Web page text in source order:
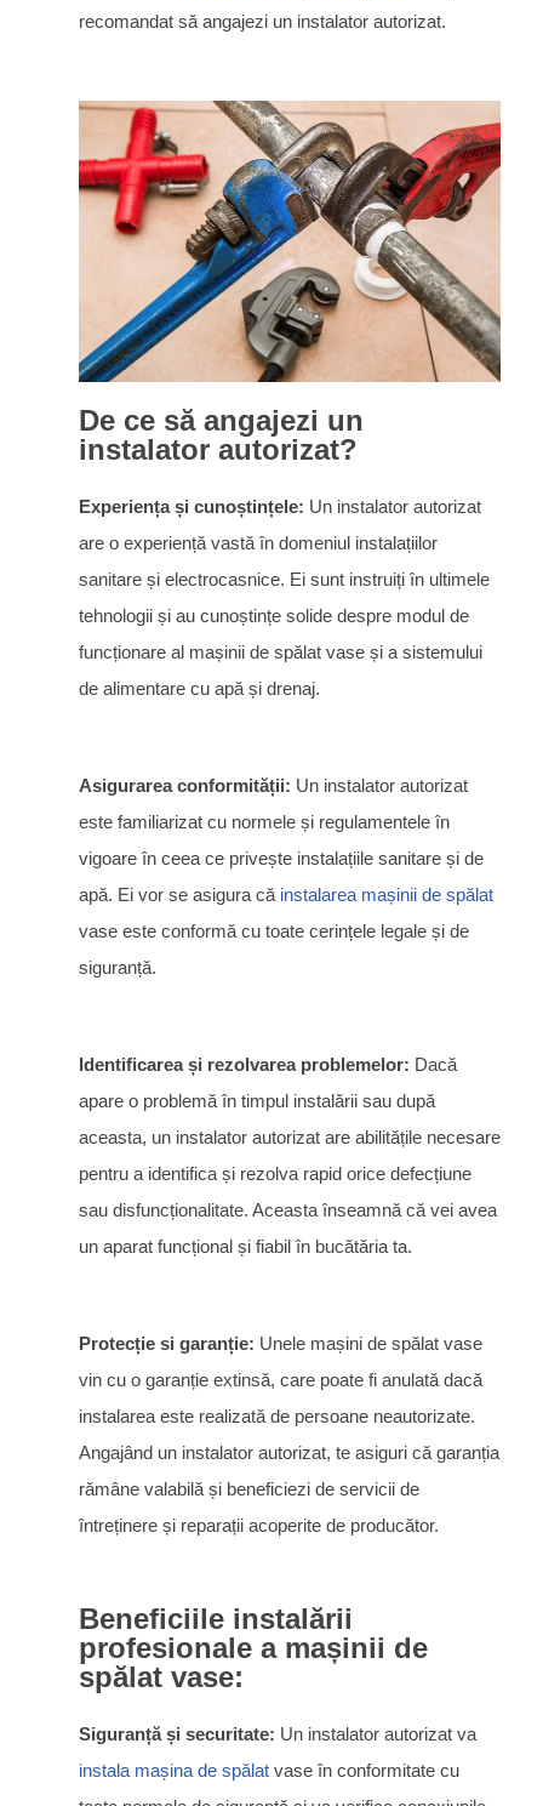
recomandat să angajezi un instalator autorizat.
De ce să angajezi un
instalator autorizat?
Experiența și cunoștințele: Un instalator autorizat
are o experiență vastă în domeniul instalațiilor
sanitare și electrocasnice. Ei sunt instruiți în ultimele
tehnologii și au cunoștințe solide despre modul de
funcționare al mașinii de spălat vase și a sistemului
de alimentare cu apă și drenaj.
Asigurarea conformității: Un instalator autorizat
este familiarizat cu normele și regulamentele în
vigoare în ceea ce privește instalațiile sanitare și de
apă. Ei vor se asigura că instalarea mașinii de spălat
vase este conformă cu toate cerințele legale și de
siguranță.
Identificarea și rezolvarea problemelor: Dacă
apare o problemă în timpul instalării sau după
aceasta, un instalator autorizat are abilitățile necesare
pentru a identifica și rezolva rapid orice defecțiune
sau disfuncționalitate. Aceasta înseamnă că vei avea
un aparat funcțional și fiabil în bucătăria ta.
Protecție si garanție: Unele mașini de spălat vase
vin cu o garanție extinsă, care poate fi anulată dacă
instalarea este realizată de persoane neautorizate.
Angajând un instalator autorizat, te asiguri că garanția
rămâne valabilă și beneficiezi de servicii de
întreținere și reparații acoperite de producător.
Beneficiile instalării
profesionale a mașinii de
spălat vase:
Siguranță și securitate: Un instalator autorizat va
instala mașina de spălat vase în conformitate cu